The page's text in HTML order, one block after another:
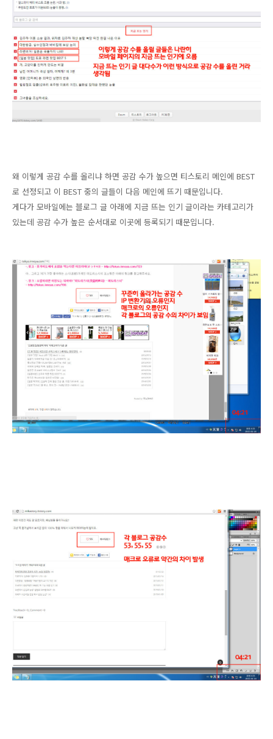
왜 이렇게 공감 수를 올리냐 하면 공감 수가 높으면 티스토리 메인에 BEST
로 선정되고 이 BEST 중의 글들이 다음 메인에 뜨기 때문입니다.
게다가 모바일에는 블로그 글 아래에 지금 뜨는 인기 글이라는 카테고리가
있는데 공감 수가 높은 순서대로 이곳에 등록되기 때문입니다.